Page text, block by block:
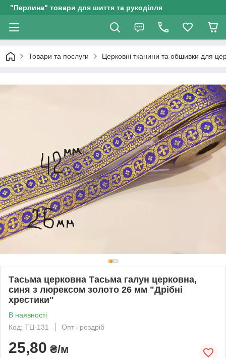
"Перлина" товари для шиття та рукоділля
Товари та послуги Церковні тканини та обшивки для
Тасьма церковна Тасьма галун церковна,
синя з люрексом золото 26 мм "Дрібні
хрестики"
В наявності
Код: ТЦ-131
Опт і роздріб
25,80 ₴/м